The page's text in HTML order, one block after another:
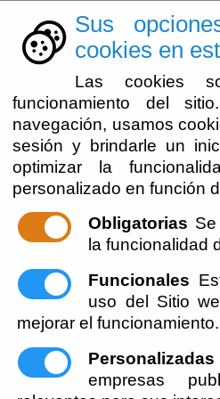
Sus
cookies en
Las cookies
funcionamiento del
navegación, usamos
sesión y brindarle un
optimizar la
personalizado en función
Obligatorias
la funcionalidad
Funcionales
uso del Sitio
mejorar el funcionamiento.
Personalizadas
empresas
- OPOSICIÓN TÉCNICO/A GESTIÓN (A2)
- OPOSICIÓN
APROBADOS
GESTIÓN
de Bayárcal